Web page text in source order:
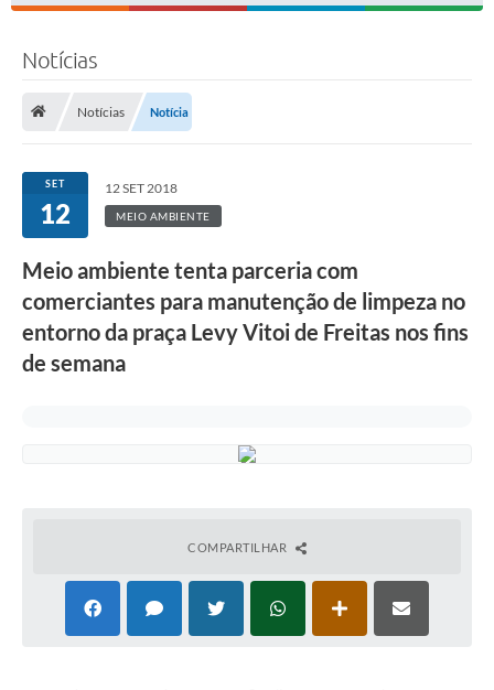
Notícias
Notícias Notícia
SET
12
12 SET 2018
MEIO AMBIENTE
Meio ambiente tenta parceria com
comerciantes para manutenção de limpeza no
entorno da praça Levy Vitoi de Freitas nos fins
de semana
COMPARTILHAR